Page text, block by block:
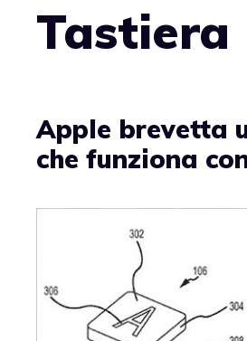
Tastiera
Apple brevetta
che funziona